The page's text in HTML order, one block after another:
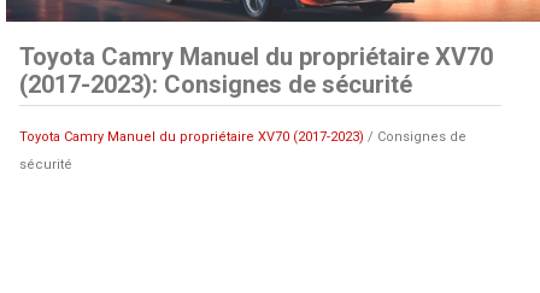
Toyota Camry Manuel du propriétaire XV70
(2017-2023): Consignes de sécurité
Toyota Camry Manuel du propriétaire XV70 (2017-2023) / Consignes de
sécurité